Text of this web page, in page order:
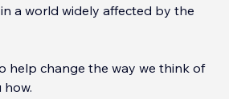
a world widely affected by the
help change the way we think of
how.